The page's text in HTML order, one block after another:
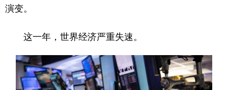
演变。
这一年，世界经济严重失速。